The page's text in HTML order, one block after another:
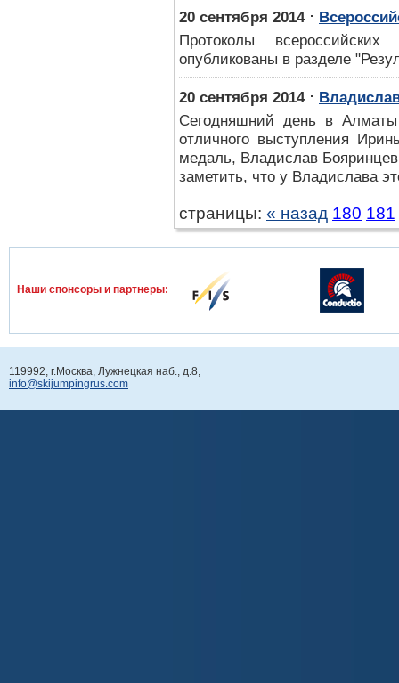
20 сентября 2014⋅
Протоколы
опубликованы в разделе
20 сентября 2014⋅
Сегодняшний день в
отличного выступления
медаль, Владислав
заметить, что у Владислава
страницы: « назад 180 181
Наши спонcоры и партнеры:
119992, г.Москва, Лужнецкая наб., д.8,
info@skijumpingrus.com